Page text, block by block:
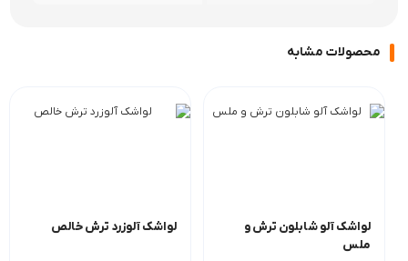
محصولات مشابه
لواشک آلو شابلون ترش و
ملس
لواشک آلوزرد ترش خالص